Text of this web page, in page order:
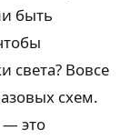
быть
света? Вовсе
схем.
это